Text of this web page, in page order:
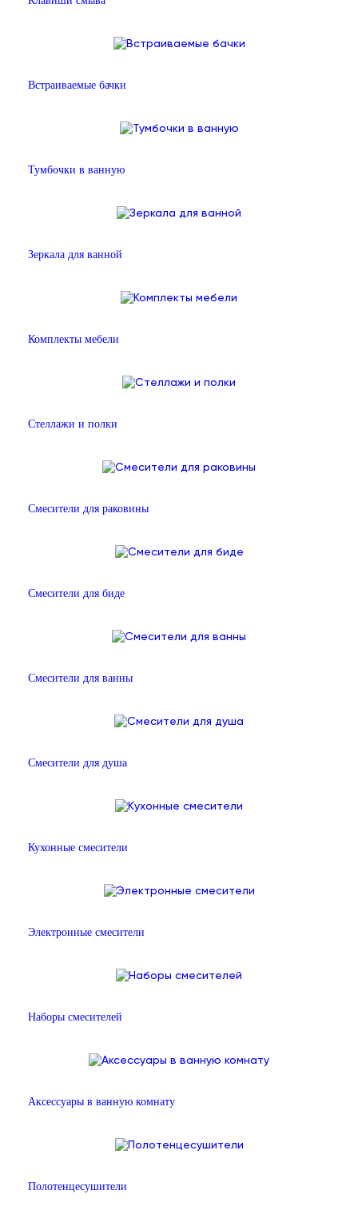
Встраиваемые бачки
Тумбочки в ванную
Зеркала для ванной
Комплекты мебели
Стеллажи и полки
Смесители для раковины
Смесители для биде
Смесители для ванны
Смесители для душа
Кухонные смесители
Электронные смесители
Наборы смесителей
Аксессуары в ванную комнату
Полотенцесушители